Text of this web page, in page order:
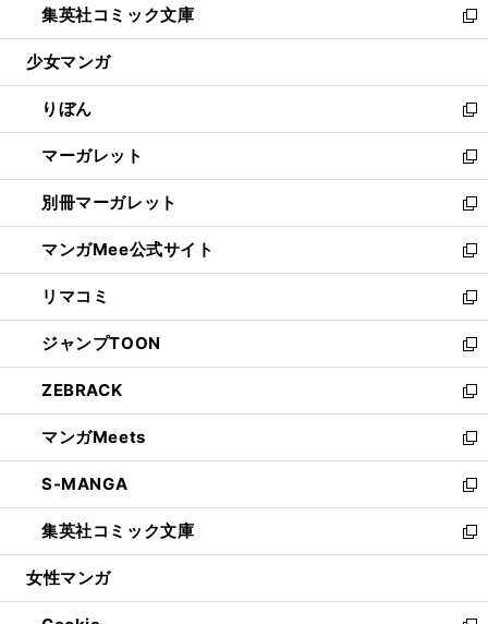
く
で
開
ド
ウ
開
く
ィ
ン
ウ
で
開
く
い
ウ
ン
ド
ウ
で
開
く
集英社コミック文庫
新
し
ウ
ィ
ン
ド
ウ
で
開
く
少女マンガ
りぼん
新
し
い
ウ
ィ
ン
ド
ウ
で
開
く
マーガレット
新
し
い
ウ
ィ
ン
ド
ウ
で
開
く
別冊マーガレット
新
し
い
ウ
ィ
ン
ド
ウ
で
開
く
マンガMee公式サイト
新
し
い
ウ
ィ
ン
ド
ウ
で
開
く
リマコミ
新
し
い
ウ
ィ
ン
ド
ウ
で
開
く
ジャンプTOON
新
し
い
ウ
ィ
ン
ド
ウ
で
開
ZEBRACK
新
し
い
ウ
ィ
ン
ド
ウ
開
マンガMeets
新
し
い
ウ
ィ
ン
ウ
S-MANGA
新
し
い
ウ
ン
集英社コミック文庫
新
し
ウ
女性マンガ